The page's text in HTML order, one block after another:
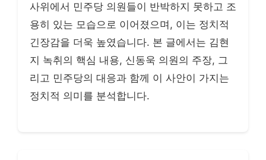
사위에서 민주당 의원들이 반박하지 못하고 조
용히 있는 모습으로 이어졌으며, 이는 정치적
긴장감을 더욱 높였습니다. 본 글에서는 김현
지 녹취의 핵심 내용, 신동욱 의원의 주장, 그
리고 민주당의 대응과 함께 이 사안이 가지는
정치적 의미를 분석합니다.